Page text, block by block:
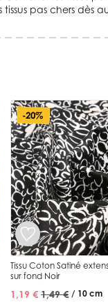
pas chers dès
-20%
Tissu Coton Satiné
sur fond Noir
1,19 € 1,49 € / 10 cm